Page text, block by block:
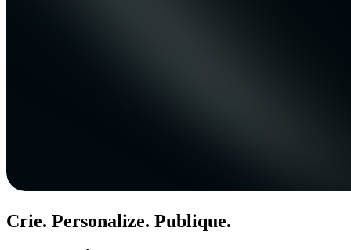
Crie. Personalize. Publique.